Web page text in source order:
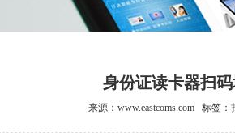
身份证读卡器扫
来源：www.eastcoms.com 标签：